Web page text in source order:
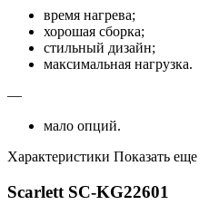
время нагрева;
хорошая сборка;
стильный дизайн;
максимальная нагрузка.
—
мало опций.
Характеристики Показать еще
Scarlett SC-KG22601